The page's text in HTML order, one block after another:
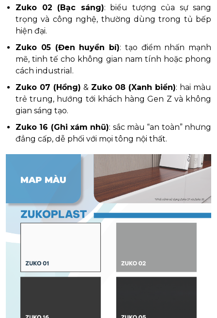
Zuko 02 (Bạc sáng): biểu tượng của sự sang
trọng và công nghệ, thường dùng trong tủ bếp
hiện đại.
Zuko 05 (Đen huyền bí): tạo điểm nhấn mạnh
mẽ, tinh tế cho không gian nam tính hoặc phong
cách industrial.
Zuko 07 (Hồng) & Zuko 08 (Xanh biển): hai màu
trẻ trung, hướng tới khách hàng Gen Z và không
gian sáng tạo.
Zuko 16 (Ghi xám nhũ): sắc màu “an toàn” nhưng
đẳng cấp, dễ phối với mọi tông nội thất.